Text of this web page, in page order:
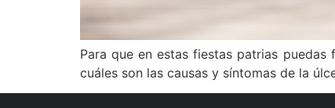
Para que en estas fiestas patrias
cuáles son las causas y síntomas de la